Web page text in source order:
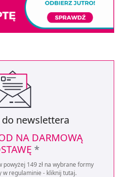
do newslettera
NA DARMOWĄ
*
149 zł na wybrane formy
w regulaminie - kliknij tutaj.